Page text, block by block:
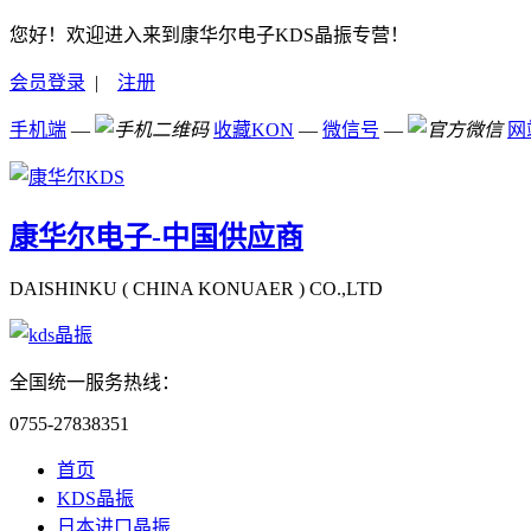
您好！欢迎进入来到康华尔电子KDS晶振专营！
会员登录 | 注册
手机端 — 收藏KON — 微信号 —
康华尔电子-中国供应商
DAISHINKU ( CHINA KONUAER ) CO.,LTD
全国统一服务热线：
0755-27838351
首页
KDS晶振
日本进口晶振